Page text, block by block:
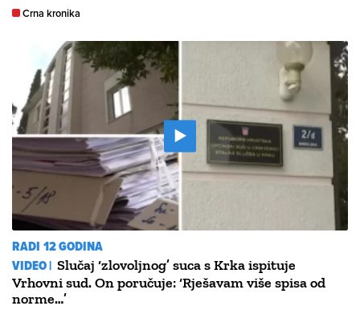
Crna kronika
RADI 12 GODINA
VIDEO | Slučaj ‘zlovoljnog’ suca s Krka ispituje
Vrhovni sud. On poručuje: ‘Rješavam više spisa od
norme…’